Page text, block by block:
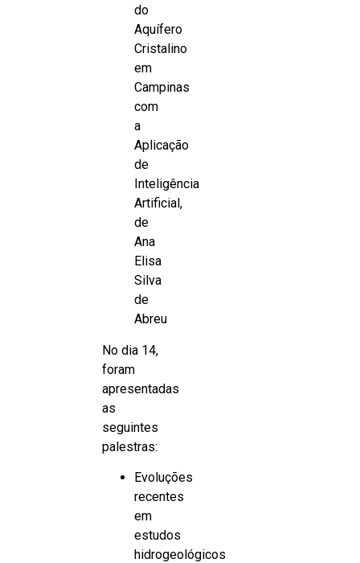
do
Aquífero
Cristalino
em
Campinas
com
a
Aplicação
de
Inteligência
Artificial,
de
Ana
Elisa
Silva
de
Abreu
No dia 14,
foram
apresentadas
as
seguintes
palestras:
Evoluções
recentes
em
estudos
hidrogeológicos